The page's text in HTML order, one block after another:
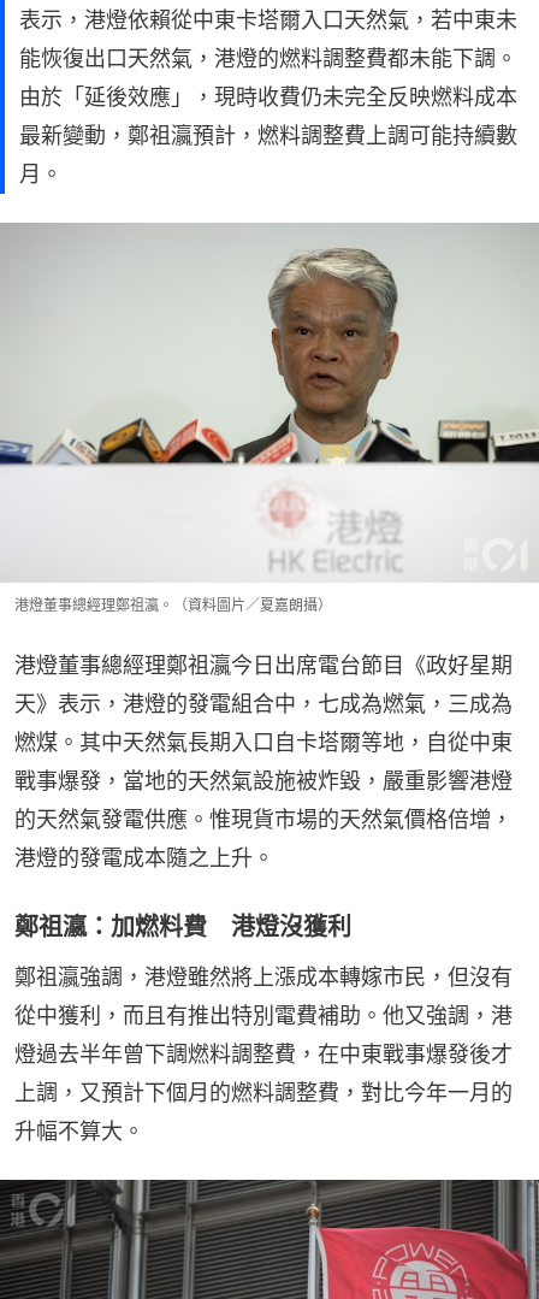
表示，港燈依賴從中東卡塔爾入口天然氣，若中東未
能恢復出口天然氣，港燈的燃料調整費都未能下調。
由於「延後效應」，現時收費仍未完全反映燃料成本
最新變動，鄭祖瀛預計，燃料調整費上調可能持續數
月。
港燈董事總經理鄭祖瀛。（資料圖片／夏嘉朗攝）
港燈董事總經理鄭祖瀛今日出席電台節目《政好星期
天》表示，港燈的發電組合中，七成為燃氣，三成為
燃煤。其中天然氣長期入口自卡塔爾等地，自從中東
戰事爆發，當地的天然氣設施被炸毀，嚴重影響港燈
的天然氣發電供應。惟現貨市場的天然氣價格倍增，
港燈的發電成本隨之上升。
鄭祖瀛：加燃料費 港燈沒獲利
鄭祖瀛強調，港燈雖然將上漲成本轉嫁市民，但沒有
從中獲利，而且有推出特別電費補助。他又強調，港
燈過去半年曾下調燃料調整費，在中東戰事爆發後才
上調，又預計下個月的燃料調整費，對比今年一月的
升幅不算大。